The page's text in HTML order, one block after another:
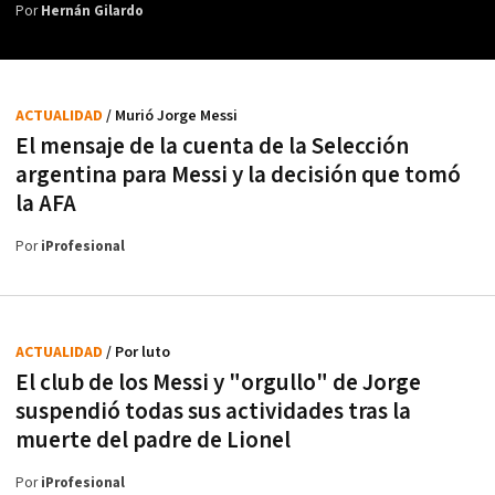
PorHernán Gilardo
El mensaje de la cuenta de la Selección
argentina para Messi y la decisión que tomó
la AFA
ACTUALIDAD / Murió Jorge Messi
PoriProfesional
El club de los Messi y "orgullo" de Jorge
suspendió todas sus actividades tras la
muerte del padre de Lionel
ACTUALIDAD / Por luto
PoriProfesional